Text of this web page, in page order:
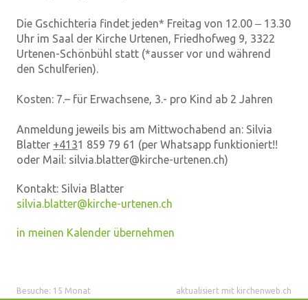
Die Gschichteria findet jeden* Freitag von 12.00 ‒ 13.30
Uhr im Saal der Kirche Urtenen, Friedhofweg 9, 3322
Urtenen-Schönbühl statt (*ausser vor und während
den Schulferien).
Kosten: 7.– für Erwachsene, 3.- pro Kind ab 2 Jahren
Anmeldung jeweils bis am Mittwochabend an: Silvia
Blatter +4131 859 79 61 (per Whatsapp funktioniert!!
oder Mail: silvia.blatter@kirche-urtenen.ch)
Kontakt: Silvia Blatter
silvia.blatter@kirche-urtenen.ch
in meinen Kalender übernehmen
Besuche: 15 Monat aktualisiert mit kirchenweb.ch